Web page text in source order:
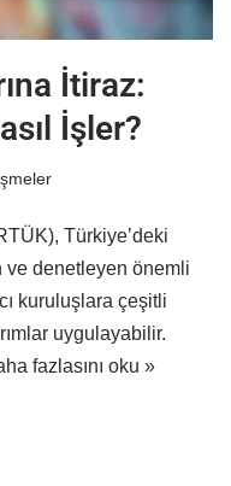
İtiraz:
İşler?
Türkiye’deki
ve denetleyen önemli
kuruluşlara çeşitli
uygulayabilir.
fazlasını oku »